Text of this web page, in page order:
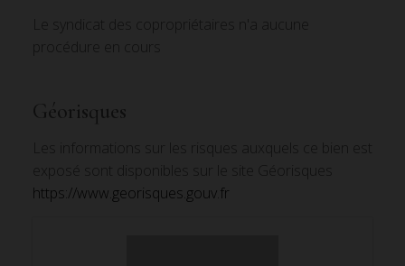
Le syndicat des copropriétaires n'a aucune
Géorisques
Les informations sur les risques auxquels ce bien est
exposé sont disponibles sur le site Géorisques
https://www.georisques.gouv.fr